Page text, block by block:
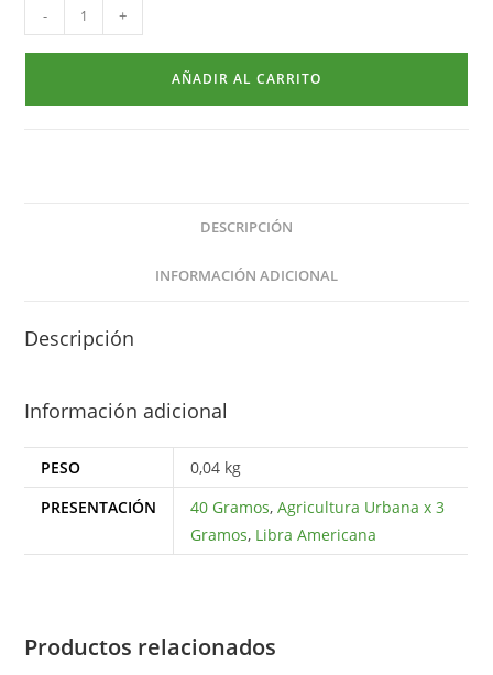
- +
AÑADIR AL CARRITO
DESCRIPCIÓN
INFORMACIÓN ADICIONAL
Descripción
Información adicional
PESO
0,04 kg
PRESENTACIÓN
40 Gramos,Agricultura Urbana x 3
Gramos, Libra Americana
Productos relacionados